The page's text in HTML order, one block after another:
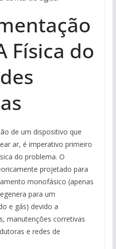
Física do
de um dispositivo que
ar, é imperativo primeiro
do problema. O
projetado para
monofásico (apenas
para um
e gás) devido a
manutenções corretivas
e redes de